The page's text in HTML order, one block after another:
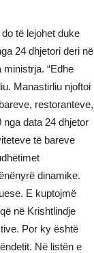
të lejohet duke
24 dhjetori deri në
“Edhe
Manastirliu njoftoi
restoranteve,
data 24 dhjetor
të bareve
dinamike.
E kuptojmë
në Krishtlindje
Por ky është
Në listën e